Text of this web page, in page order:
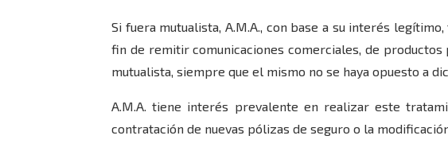
Si fuera mutualista, A.M.A., con base a su interés
fin de remitir comunicaciones comerciales, de
mutualista, siempre que el mismo no se haya opuesto a
A.M.A. tiene interés prevalente en realizar este
contratación de nuevas pólizas de seguro o la